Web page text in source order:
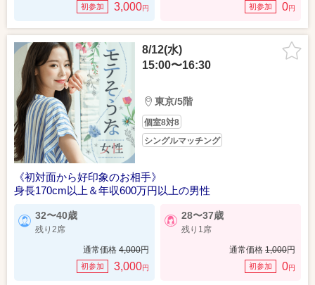
初参加 3,000円 初参加 0円
8/12(水)
15:00〜16:30
東京/5階
個室8対8
シングルマッチング
《初対面から好印象のお相手》
身長170cm以上＆年収600万円以上の男性
32〜40歳
残り2席
通常価格 4,000円
初参加 3,000円
28〜37歳
残り1席
通常価格 1,000円
初参加 0円